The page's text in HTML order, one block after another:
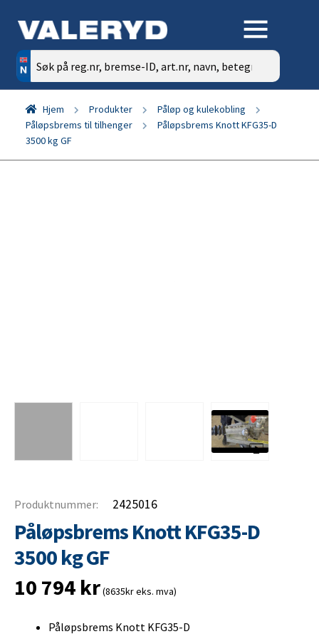
Søk
etter:
Hjem Produkter
Påløp og kulekobling
Påløpsbrems til tilhenger
Påløpsbrems Knott KFG35-D
3500 kg GF
Produktnummer: 2425016
Påløpsbrems Knott KFG35-D
3500 kg GF
10 794 kr(8635kr eks. mva)
Påløpsbrems Knott KFG35-D